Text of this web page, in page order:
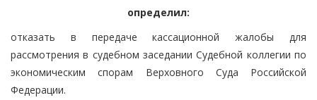
определил:
отказать в передаче кассационной жалобы для
рассмотрения в судебном заседании Судебной коллегии по
экономическим спорам Верховного Суда Российской
Федерации.